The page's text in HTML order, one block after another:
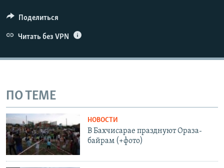
Поделиться
Читать без VPN
ПО ТЕМЕ
НОВОСТИ
В Бахчисарае празднуют Ораза-
байрам (+фото)